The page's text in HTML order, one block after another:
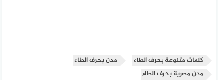
كلمات متنوعة بحرف الطاء
مدن بحرف الطاء
مدن مصرية بحرف الطاء